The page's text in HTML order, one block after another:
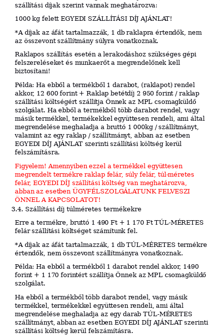
szállítási díjak szerint vannak meghatározva:
1000 kg felett EGYEDI SZÁLLÍTÁSI DÍJ AJÁNLAT!
*A díjak az áfát tartalmazzák, 1 db raklapra értendők, nem
az összevont szállítmány súlyra vonatkoznak.
Raklapos szállítás esetén a lerakodáshoz szükséges gépi
felszereléseket és munkaerőt a megrendelőnek kell
biztosítani!
Példa: Ha ebből a termékből 1 darabot, (raklapot) rendel
akkor, 12 600 forint + Raklap betétdíj 2 950 forint / raklap
szállítási költségért szállítja Önnek az MPL csomagküldő
szolgálat. Ha ebből a termékből több darabot rendel, vagy
másik termékkel, termékekkel együttesen rendeli, ami által
megrendelése meghaladja a bruttó 1 000kg / szállítmányt,
valamint az egy raklap / szállítmányt, abban az esetben
EGYEDI DÍJ AJÁNLAT szerinti szállítási költség kerül
felszámításra.
Figyelem! Amennyiben ezzel a termékkel együttesen
megrendelt termékre raklap felár, súly felár, túl-méretes
felár, EGYEDI DÍJ szállítási költség van meghatározva,
abban az esetben ÜGYFÉLSZOLGÁLATUNK FELVESZI
ÖNNEL A KAPCSOLATOT!
3.4. Szállítási díj túlméretes termékekre
Erre a termékre, bruttó 1 490 Ft + 1 170 Ft TÚL-MÉRETES
felár szállítási költséget számítunk fel.
*A díjak az áfát tartalmazzák, 1 db TÚL-MÉRETES termékre
értendők, nem összevont szállítmányra vonatkoznak.
Példa: Ha ebből a termékből 1 darabot rendel akkor, 1490
forint + 1 170 forintért szállítja Önnek az MPL csomagküldő
szolgálat.
Ha ebből a termékből több darabot rendel, vagy másik
termékkel, termékekkel együttesen rendeli, ami által
megrendelése meghaladja az egy darab TÚL-MÉRETES
szállítmányt, abban az esetben EGYEDI DÍJ AJÁNLAT szerinti
szállítási költség kerül felszámításra.